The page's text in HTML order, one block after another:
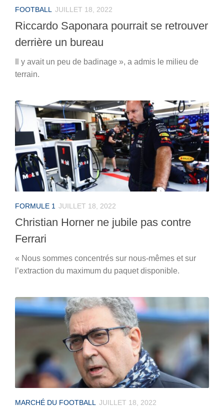
FOOTBALL JUILLET 18, 2022
Riccardo Saponara pourrait se retrouver
derrière un bureau
Il y avait un peu de badinage », a admis le milieu de
terrain.
FORMULE 1 JUILLET 18, 2022
Christian Horner ne jubile pas contre
Ferrari
« Nous sommes concentrés sur nous-mêmes et sur
l’extraction du maximum du paquet disponible.
MARCHÉ DU FOOTBALL JUILLET 18, 2022